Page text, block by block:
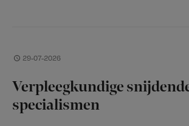
29-07-2026
Verpleegkundige
specialismen